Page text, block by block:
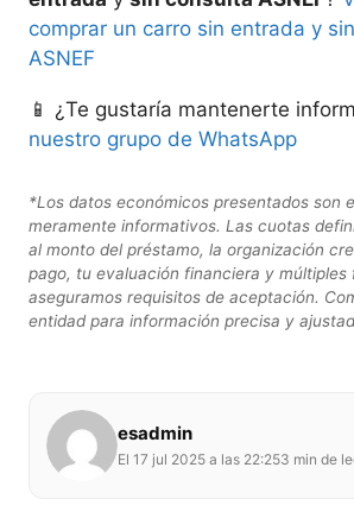
comprar un carro sin entrada y
ASNEF
📱 ¿Te gustaría mantenerte
nuestro grupo de WhatsApp
*Los datos económicos presentados son
meramente informativos. Las cuotas
al monto del préstamo, la organización
pago, tu evaluación financiera y múltiples
aseguramos requisitos de aceptación.
entidad para información precisa y
esadmin
El 17 jul 2025 a las 22:253 min de